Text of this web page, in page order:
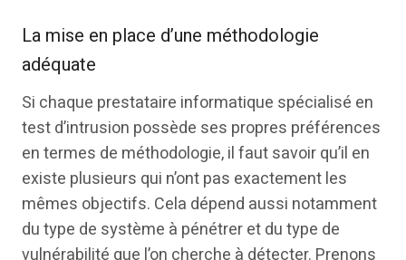
La mise en place d’une méthodologie
adéquate
Si chaque prestataire informatique spécialisé en
test d’intrusion possède ses propres préférences
en termes de méthodologie, il faut savoir qu’il en
existe plusieurs qui n’ont pas exactement les
mêmes objectifs. Cela dépend aussi notamment
du type de système à pénétrer et du type de
vulnérabilité que l’on cherche à détecter. Prenons